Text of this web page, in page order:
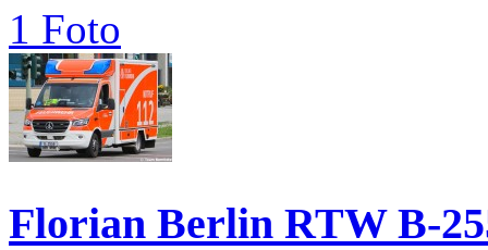
1 Foto
Florian Berlin RTW B-